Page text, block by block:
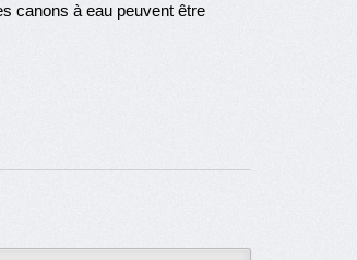
canons à eau peuvent être